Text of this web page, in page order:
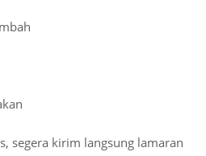
segera kirim langsung lamaran